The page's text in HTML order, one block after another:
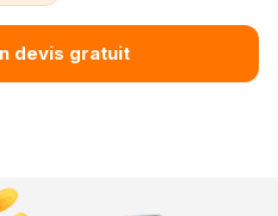
devis gratuit